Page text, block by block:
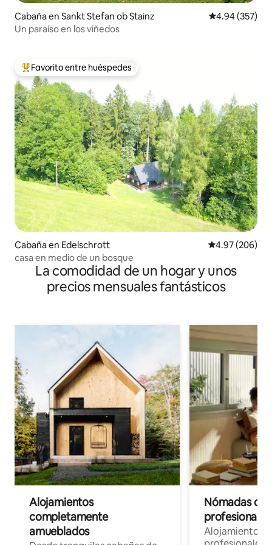
Cabaña en Sankt Stefan ob Stainz Calificación
4.94 (357)
Un paraíso en los viñedos
Favorito entre huéspedes preferido
Favorito entre huéspedes
Cabaña en Edelschrott Calificación
4.97 (206)
casa en medio de un bosque
La comodidad de un hogar y unos
precios mensuales fantásticos
Alojamientos
completamente
amueblados
Nómadas
Alojamientos